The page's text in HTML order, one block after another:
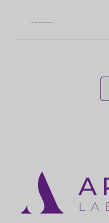
Ultimo aggiornamento: 29 maggio 2026